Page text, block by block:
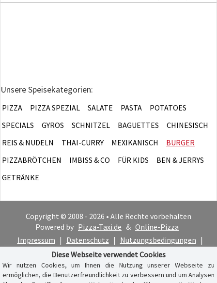
Unsere Speisekategorien:
PIZZA PIZZA SPEZIAL SALATE PASTA
POTATOES
SPECIALS
GYROS SCHNITZEL BAGUETTES
CHINESISCH
REIS & NUDELN
THAI-CURRY MEXIKANISCH
BURGER
PIZZABRÖTCHEN
IMBISS & CO FÜR KIDS
BEN & JERRYS
GETRÄNKE
Copyright © 2008 - 2026 • Alle Rechte vorbehalten
Powered by Pizza-Taxi.de & Online-Pizza
Impressum | Datenschutz | Nutzungsbedingungen |
Cookie-Hinweis
Diese Webseite verwendet Cookies
Wir nutzen Cookies, um Ihnen die Nutzung unserer Webseite zu
ermöglichen, die Benutzerfreundlichkeit zu verbessern und um Analysen